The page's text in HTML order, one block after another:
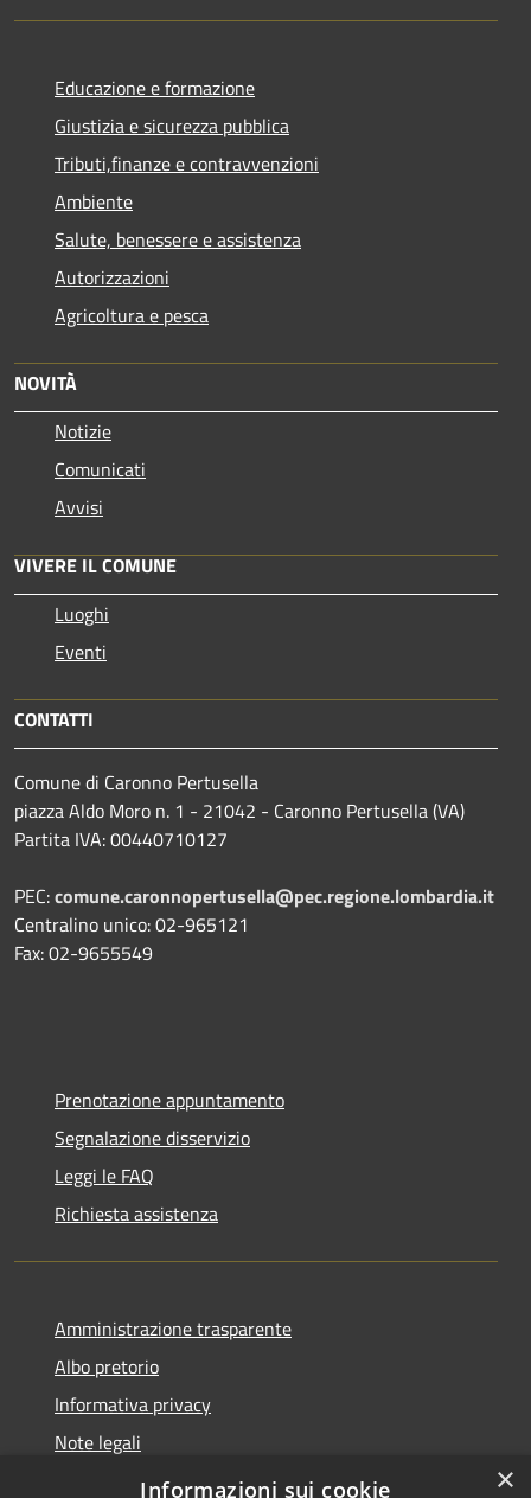
Educazione e formazione
Giustizia e sicurezza pubblica
Tributi,finanze e contravvenzioni
Ambiente
Salute, benessere e assistenza
Autorizzazioni
Agricoltura e pesca
NOVITÀ
Notizie
Comunicati
Avvisi
VIVERE IL COMUNE
Luoghi
Eventi
CONTATTI
Comune di Caronno Pertusella
piazza Aldo Moro n. 1 - 21042 - Caronno Pertusella (VA)
Partita IVA: 00440710127
PEC:comune.caronnopertusella@pec.regione.lombardia.it
Centralino unico: 02-965121
Fax: 02-9655549
Prenotazione appuntamento
Segnalazione disservizio
Leggi le FAQ
Richiesta assistenza
Amministrazione trasparente
Albo pretorio
Informativa privacy
Note legali
Dichiarazione di accessibilità
×
Informazioni sui cookie